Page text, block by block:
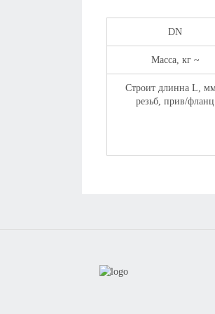
DN
Масса, кг ~
Строит длинна L,
резьб, прив/фланц